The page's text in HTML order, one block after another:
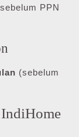
PPN
(sebelum
IndiHome